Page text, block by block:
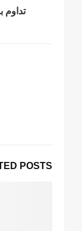
تداوم
POSTS